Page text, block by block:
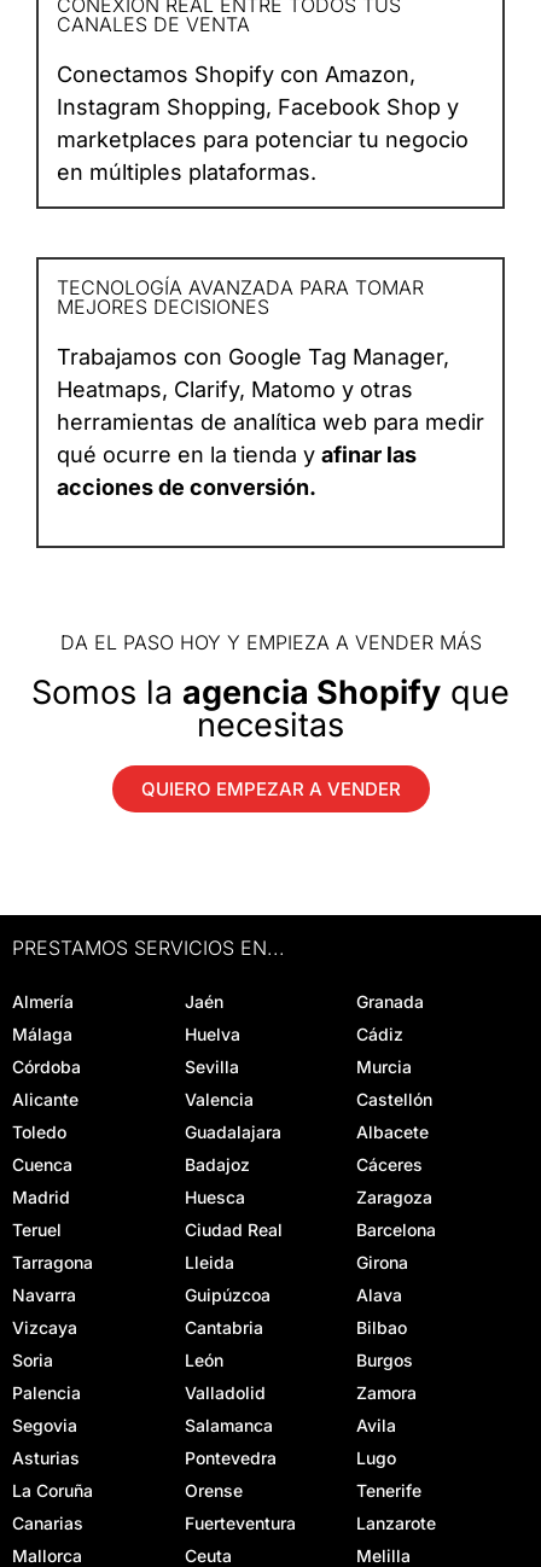
CANALES DE VENTA
Conectamos Shopify con Amazon,
Instagram Shopping, Facebook Shop y
marketplaces para potenciar tu negocio
en múltiples plataformas.
TECNOLOGÍA AVANZADA PARA TOMAR
MEJORES DECISIONES
Trabajamos con Google Tag Manager,
Heatmaps, Clarify, Matomo y otras
herramientas de analítica web para medir
qué ocurre en la tienda y afinar las
acciones de conversión.
DA EL PASO HOY Y EMPIEZA A VENDER MÁS
Somos la agencia Shopify que
necesitas
QUIERO EMPEZAR A VENDER
PRESTAMOS SERVICIOS EN...
Almería Jaén
Granada
Málaga
Huelva
Cádiz
Córdoba
Sevilla
Murcia
Alicante
Valencia
Castellón
Toledo
Guadalajara
Albacete
Cuenca
Badajoz
Cáceres
Madrid
Huesca
Zaragoza
Teruel
Ciudad Real
Barcelona
Tarragona
Lleida
Girona
Navarra
Guipúzcoa
Alava
Vizcaya
Cantabria
Bilbao
Soria
León
Burgos
Palencia
Valladolid
Zamora
Segovia
Salamanca
Avila
Asturias
Pontevedra
Lugo
La Coruña
Orense
Tenerife
Canarias
Fuerteventura
Lanzarote
Mallorca
Ceuta
Melilla